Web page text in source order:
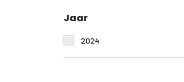
Jaar
2024